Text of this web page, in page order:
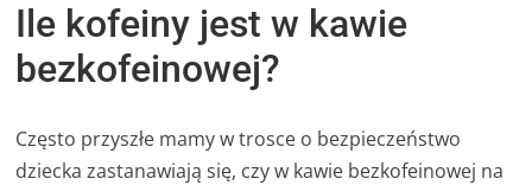
Ile kofeiny jest w kawie
bezkofeinowej?
Często przyszłe mamy w trosce o bezpieczeństwo
dziecka zastanawiają się, czy w kawie bezkofeinowej na